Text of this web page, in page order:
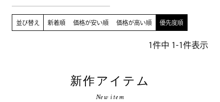
並び替え 新着順 価格が安い順 価格が高い順 優先度順
1件中 1-1件表示
新作アイテム
New item